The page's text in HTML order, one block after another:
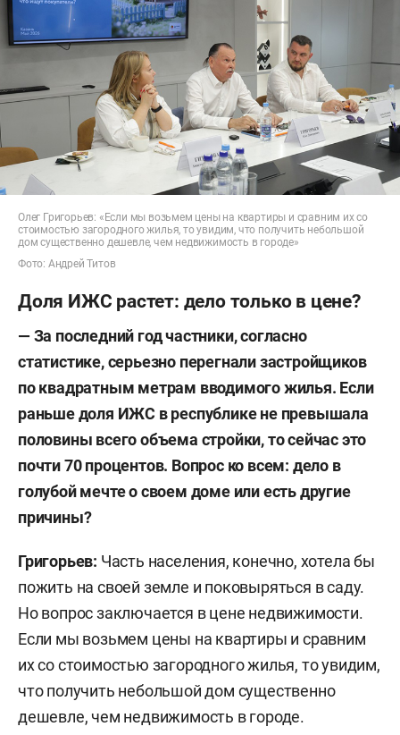
Олег Григорьев: «Если мы возьмем цены на квартиры и сравним их со
стоимостью загородного жилья, то увидим, что получить небольшой
дом существенно дешевле, чем недвижимость в городе»
Фото: Андрей Титов
Доля ИЖС растет: дело только в цене?
— За последний год частники, согласно
статистике, серьезно перегнали застройщиков
по квадратным метрам вводимого жилья. Если
раньше доля ИЖС в республике не превышала
половины всего объема стройки, то сейчас это
почти 70 процентов. Вопрос ко всем: дело в
голубой мечте о своем доме или есть другие
причины?
Григорьев: Часть населения, конечно, хотела бы
пожить на своей земле и поковыряться в саду.
Но вопрос заключается в цене недвижимости.
Если мы возьмем цены на квартиры и сравним
их со стоимостью загородного жилья, то увидим,
что получить небольшой дом существенно
дешевле, чем недвижимость в городе.